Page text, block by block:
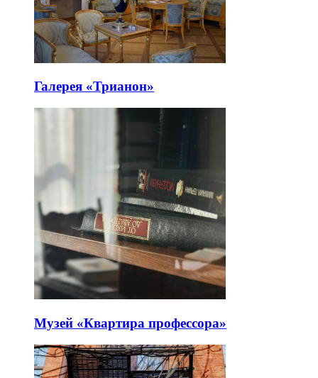
Галерея «Трианон»
Музей «Квартира профессора»